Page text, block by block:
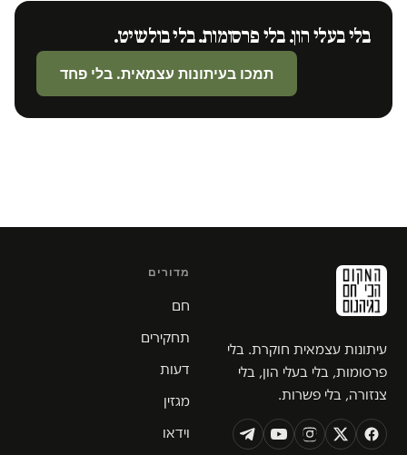
בלי בעלי הון. בלי פרסומות. בלי בולשיט.
תמכו בעיתונות עצמאית. בלי פחד
עיתונות עצמאית חוקרת. בלי
פרסומות, בלי בעלי הון, בלי
צנזורה, בלי פשרות.
מדורים
חם
תחקירים
דעות
מגזין
וידאו